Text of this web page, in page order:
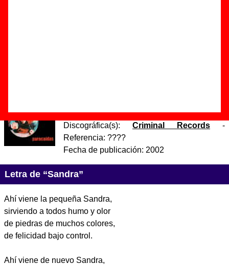
Grupo(s):Una Sonrisa Terrible
Discográfica(s): Criminal Records -
Referencia: ????
Fecha de publicación: 2002
Letra de “Sandra”
Ahí viene la pequeña Sandra,
sirviendo a todos humo y olor
de piedras de muchos colores,
de felicidad bajo control.
Ahí viene de nuevo Sandra,